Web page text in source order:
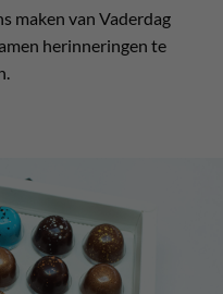
maken van Vaderdag
herinneringen te